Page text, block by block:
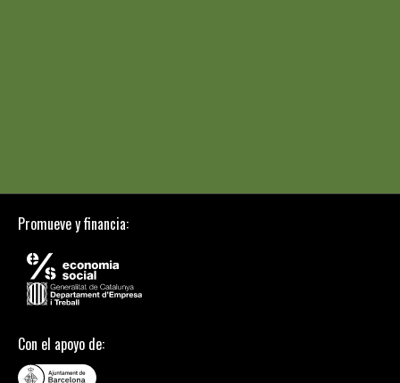
Promueve y financia:
Con el apoyo de: